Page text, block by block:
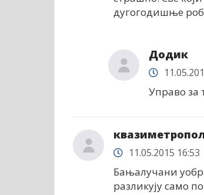
дугогодишње
Додик
Управо за
11.05.2015 16:53
Бањалучани
разликују само